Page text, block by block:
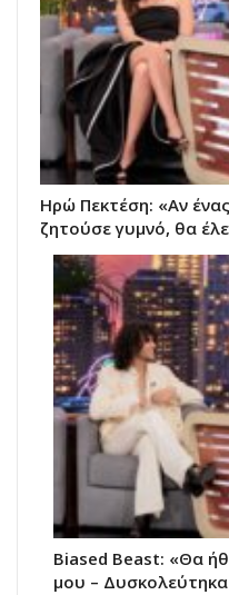
Ηρώ Πεκτέση: «Αν
ζητούσε γυμνό, θα
Biased Beast: «Θα
μου –